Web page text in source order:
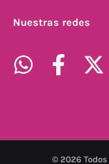
Nuestras redes
© 2026